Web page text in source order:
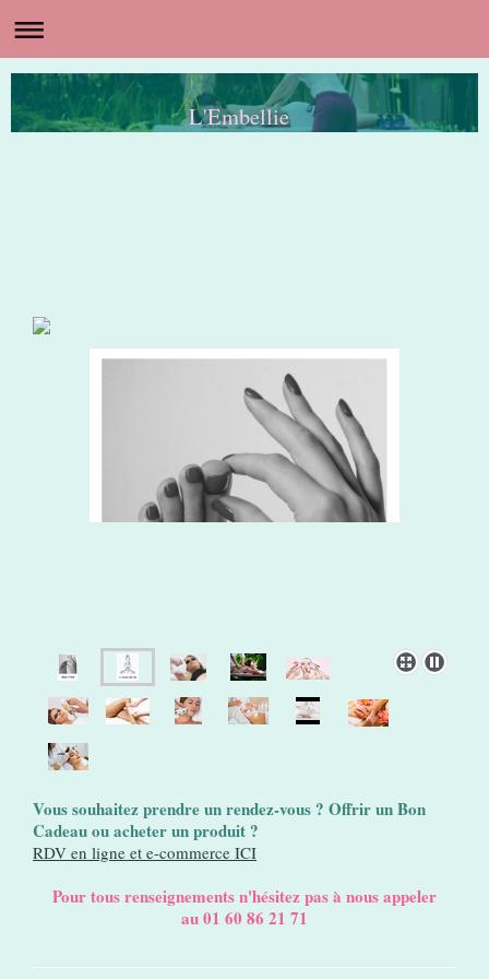
L'Embellie
Vous souhaitez prendre un rendez-vous ? Offrir un Bon
Cadeau ou acheter un produit ?
RDV en ligne et e-commerce ICI
Pour tous renseignements n'hésitez pas à nous appeler
au 01 60 86 21 71